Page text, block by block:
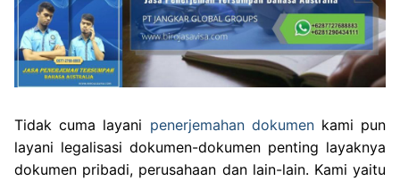
Tidak cuma layani penerjemahan dokumenkami pun
layani legalisasi dokumen-dokumen penting layaknya
dokumen pribadi, perusahaan dan lain-lain. Kami yaitu